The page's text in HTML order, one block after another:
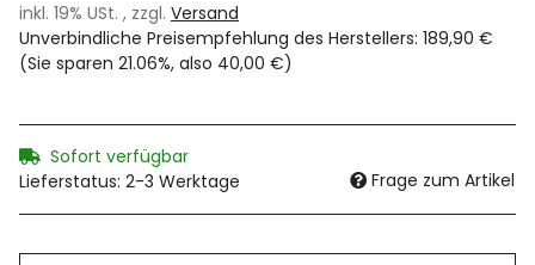
inkl. 19% USt. , zzgl. Versand
Unverbindliche Preisempfehlung des Herstellers: 189,90 €
(Sie sparen 21.06%, also 40,00 €)
Sofort verfügbar
Lieferstatus: 2-3 Werktage
Frage zum Artikel